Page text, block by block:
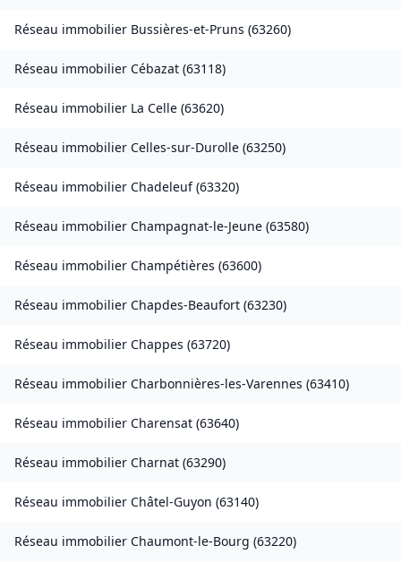
Réseau immobilier Bussières-et-Pruns (63260)
Réseau immobilier Cébazat (63118)
Réseau immobilier La Celle (63620)
Réseau immobilier Celles-sur-Durolle (63250)
Réseau immobilier Chadeleuf(63320)
Réseau immobilier Champagnat-le-Jeune (63580)
Réseau immobilier Champétières (63600)
Réseau immobilier Chapdes-Beaufort (63230)
Réseau immobilier Chappes (63720)
Réseau immobilier Charbonnières-les-Varennes (63410)
Réseau immobilier Charensat (63640)
Réseau immobilier Charnat (63290)
Réseau immobilier Châtel-Guyon (63140)
Réseau immobilier Chaumont-le-Bourg (63220)